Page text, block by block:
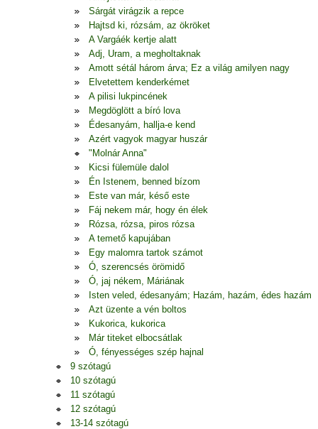
Sárgát virágzik a repce
Hajtsd ki, rózsám, az ökröket
A Vargáék kertje alatt
Adj, Uram, a megholtaknak
Amott sétál három árva; Ez a világ amilyen nagy
Elvetettem kenderkémet
A pilisi lukpincének
Megdöglött a bíró lova
Édesanyám, hallja-e kend
Azért vagyok magyar huszár
"Molnár Anna"
Kicsi fülemüle dalol
Én Istenem, benned bízom
Este van már, késő este
Fáj nekem már, hogy én élek
Rózsa, rózsa, piros rózsa
A temető kapujában
Egy malomra tartok számot
Ó, szerencsés örömidő
Ó, jaj nékem, Máriának
Isten veled, édesanyám; Hazám, hazám, édes hazám
Azt üzente a vén boltos
Kukorica, kukorica
Már titeket elbocsátlak
Ó, fényességes szép hajnal
9 szótagú
10 szótagú
11 szótagú
12 szótagú
13-14 szótagú